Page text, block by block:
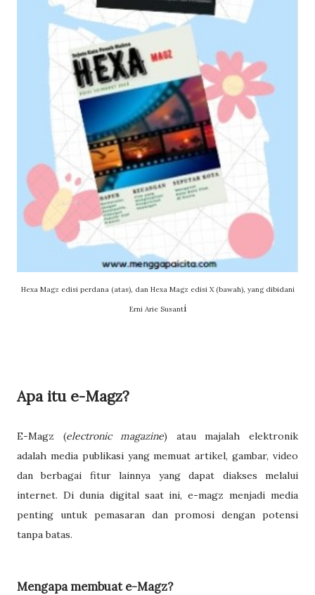
Hexa Magz edisi perdana (atas), dan Hexa Magz edisi X (bawah), yang dibidani
Erni Arie Susanti
Apa itu e-Magz?
E-Magz (electronic magazine) atau majalah elektronik
adalah media publikasi yang memuat artikel, gambar, video
dan berbagai fitur lainnya yang dapat diakses melalui
internet. Di dunia digital saat ini, e-magz menjadi media
penting untuk pemasaran dan promosi dengan potensi
tanpa batas.
Mengapa membuat e-Magz?